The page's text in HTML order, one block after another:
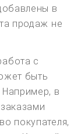
в
продаж не
с
быть
в
покупателя,